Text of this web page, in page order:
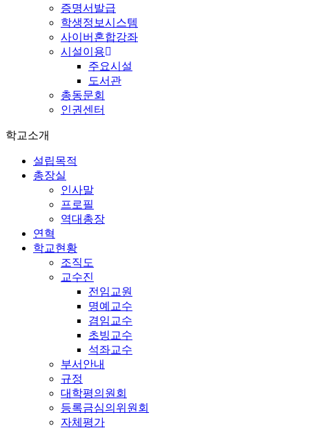
증명서발급
학생정보시스템
사이버혼합강좌
시설이용
주요시설
도서관
총동문회
인권센터
학교소개
설립목적
총장실
인사말
프로필
역대총장
연혁
학교현황
조직도
교수진
전임교원
명예교수
겸임교수
초빙교수
석좌교수
부서안내
규정
대학평의원회
등록금심의위원회
자체평가